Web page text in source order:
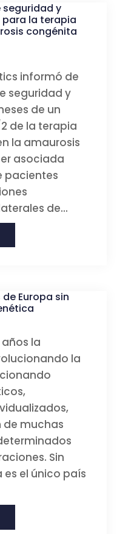
y
la terapia
congénita
informó de
seguridad y
de un
de la terapia
la amaurosis
asociada
pacientes
de...
Europa sin
la
la
de muchas
Sin
es el único país